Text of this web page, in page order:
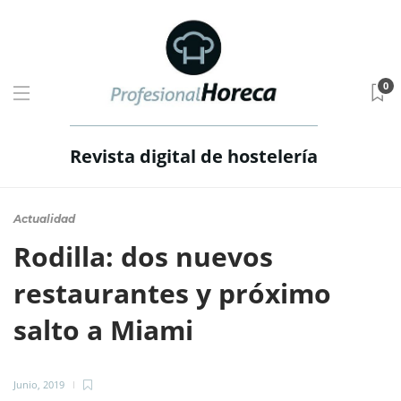
Revista digital de hostelería
0
Actualidad
Rodilla: dos nuevos
restaurantes y próximo
salto a Miami
Junio, 2019